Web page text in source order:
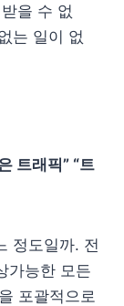
을 수 없
는 일이 없
트래픽” “트
정도일까. 전
가능한 모든
포괄적으로